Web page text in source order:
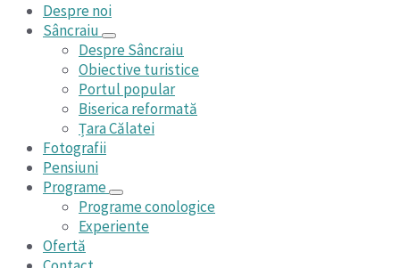
Despre noi
Sâncraiu
Despre Sâncraiu
Obiective turistice
Portul popular
Biserica reformată
Țara Călatei
Fotografii
Pensiuni
Programe
Programe conologice
Experiente
Ofertă